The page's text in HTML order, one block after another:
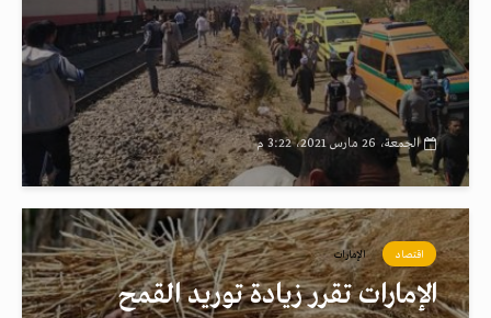
الجمعة، 26 مارس 2021، 3:22 م
اقتصاد الإمارات
الإمارات تقرر زيادة توريد القمح